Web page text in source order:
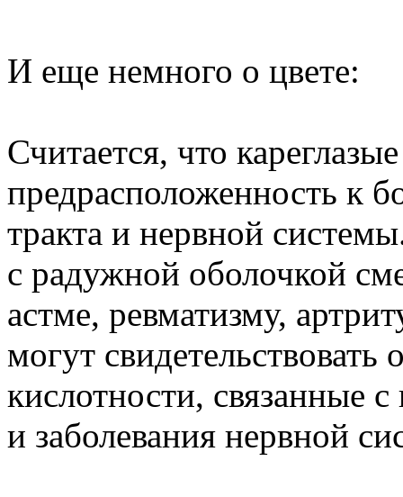
И еще немного о цвете:
Считается, что
предрасположенность к
тракта и нервной
с радужной оболочкой
астме, ревматизму,
могут
кислотности, связанные
и заболевания нервной